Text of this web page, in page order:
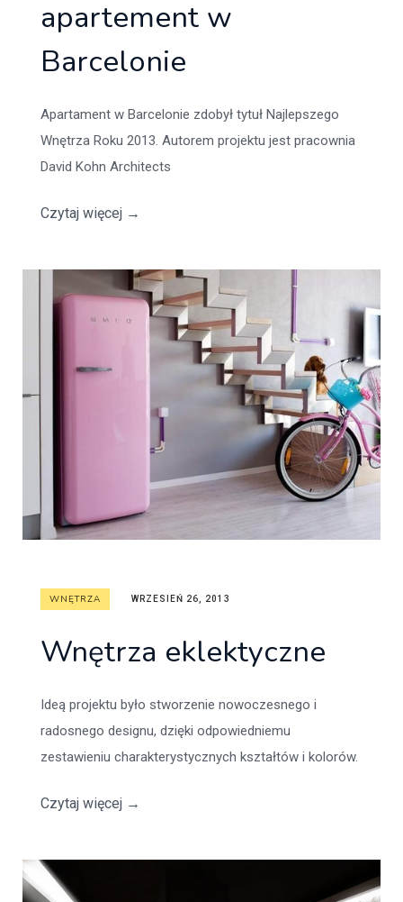
apartement w
Barcelonie
Apartament w Barcelonie zdobył tytuł Najlepszego
Wnętrza Roku 2013. Autorem projektu jest pracownia
David Kohn Architects
Czytaj więcej →
WNĘTRZA WRZESIEŃ 26, 2013
Wnętrza eklektyczne
Ideą projektu było stworzenie nowoczesnego i
radosnego designu, dzięki odpowiedniemu
zestawieniu charakterystycznych kształtów i kolorów.
Czytaj więcej →